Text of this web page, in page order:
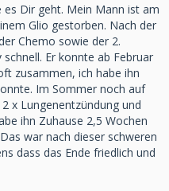
es Dir geht. Mein Mann ist am
Glio gestorben. Nach der
Chemo sowie der 2.
Er konnte ab Februar
zusammen, ich habe ihn
Im Sommer noch auf
x Lungenentzündung und
ihn Zuhause 2,5 Wochen
war nach dieser schweren
dass das Ende friedlich und